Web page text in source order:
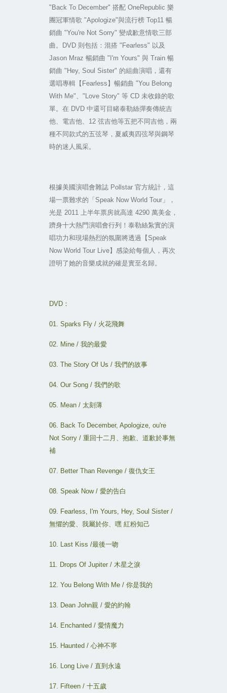
"Back To December" 搭配 OneRepublic 樂
團冠軍情歌 "Apologize"與流行榜 Top11 暢
銷曲 "You're Not Sorry" 變成歉意情歌三部
曲。
DVD 則包括：混搭 "Fearless" 以及
Jason Mraz 暢銷曲 "I'm Yours" 與 Train 暢
銷曲 "Hey, Soul Sister" 的組曲演唱，還有
選唱專輯【 Fearless 】暢銷曲 "You Belong
With Me"、 "Love Story" 等 CD 未收錄的歌
單。在 DVD 中還可目睹泰勒絲彈奏傳統吉
他、電吉他、 12 弦吉他等五把不同吉他，兩
種不同款式的五弦琴，夏威夷四弦琴與鋼琴
時的迷人風采。
根據美國演唱會雜誌 Pollstar 官方統計，這
場一票難求的「 Speak Now World Tour」，
光是 2011 上半年票房就高達 4290 萬美金，
躋身十大熱門演唱會行列！泰勒絲紮實的演
唱功力和現場熱烈的氛圍將透過【 Speak
Now World Tour Live】感染給每個人，再次
證明了她的音樂成就的確是實至名歸。
DVD：
01. Sparks Fly / 火花飛舞
02. Mine / 我的最愛
03. The Story Of Us / 我們的故事
04. Our Song / 我們的歌
05. Mean / 太刻薄
06. Back To December, Apologize, ou're
Not Sorry / 重回十二月 、 抱歉、 道歉於事無
補
07. Better Than Revenge / 復仇女王
08. Speak Now / 愛的告白
09. Fearless, I'm Yours, Hey, Soul Sister /
無懼的愛、 我屬於你、 嘿 紅粉知己
10. Last Kiss /最後一吻
11. Drops Of Jupiter / 木星之淚
12. You Belong With Me / 你是我的
13. Dean John親/ 愛的約翰
14. Enchanted / 愛情魔力
15. Haunted / 心神不寧
16. Long Live / 直到永遠
17. Fifteen / 十五歲